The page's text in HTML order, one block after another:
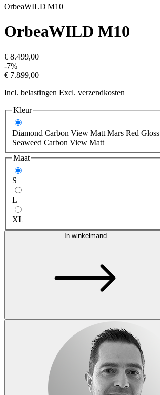
OrbeaWILD M10
OrbeaWILD M10
€ 8.499,00
-7%
€ 7.899,00
Incl. belastingen Excl. verzendkosten
Kleur
Diamond Carbon View Matt Mars Red Gloss
Seaweed Carbon View Matt
Maat
S
L
XL
In winkelmand